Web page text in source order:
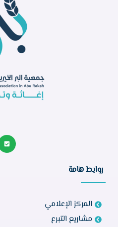
روابط هامة
المركز الإعلامي
مشاريع التبرع